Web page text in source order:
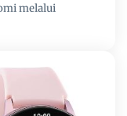
melalui